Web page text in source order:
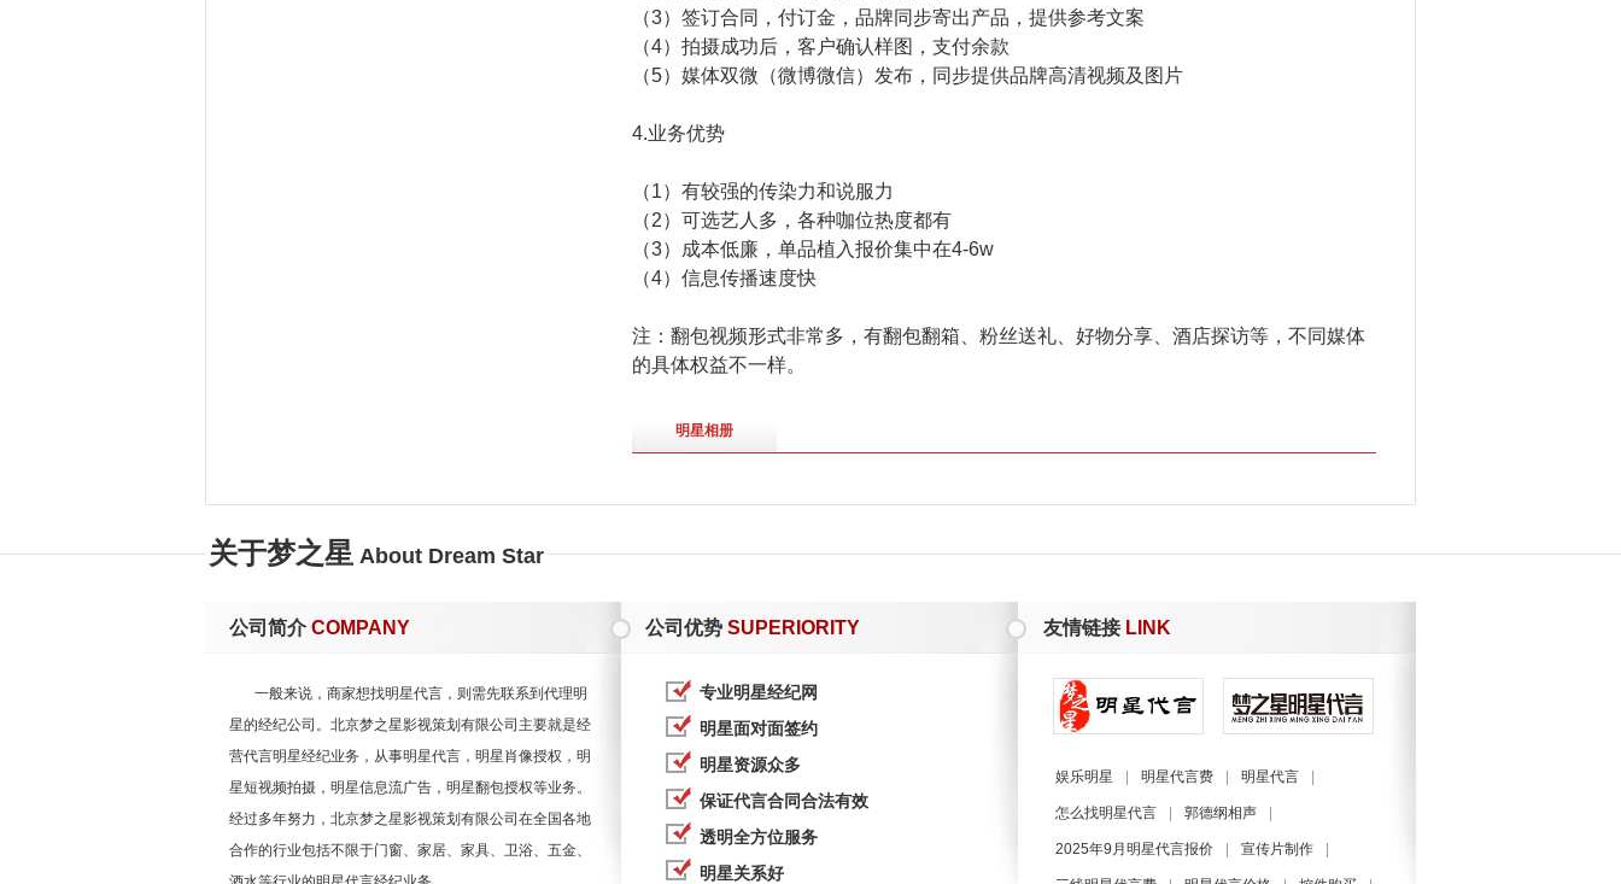
（3）签订合同，付订金，品牌同步寄出产品，提供参考文案
（4）拍摄成功后，客户确认样图，支付余款
（5）媒体双微（微博微信）发布，同步提供品牌高清视频及图片
4.业务优势
（1）有较强的传染力和说服力
（2）可选艺人多，各种咖位热度都有
（3）成本低廉，单品植入报价集中在4-6w
（4）信息传播速度快
注：翻包视频形式非常多，有翻包翻箱、粉丝送礼、好物分享、酒店探访等，不同媒体
的具体权益不一样。
明星相册
关于梦之星 About Dream Star
公司简介COMPANY
一般来说，商家想找明星代言，则需先联系到代理明
星的经纪公司。北京梦之星影视策划有限公司主要就是经
营代言明星经纪业务，从事明星代言，明星肖像授权，明
星短视频拍摄，明星信息流广告，明星翻包授权等业务。
经过多年努力，北京梦之星影视策划有限公司在全国各地
合作的行业包括不限于门窗、家居、家具、卫浴、五金、
公司优势 SUPERIORITY
专业明星经纪网
明星面对面签约
明星资源众多
保证代言合同合法有效
透明全方位服务
明星关系好
友情链接LINK
娱乐明星 明星代言费 明星代言
怎么找明星代言 郭德纲相声
2025年9月明星代言报价 宣传片制作